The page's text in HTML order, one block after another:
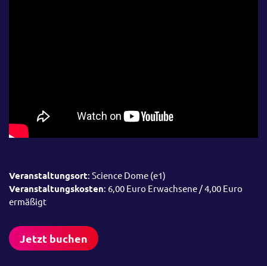
Veranstaltungsort: Science Dome (e1)
Veranstaltungskosten: 6,00 Euro Erwachsene / 4,00 Euro
ermäßigt
Jetzt buchen